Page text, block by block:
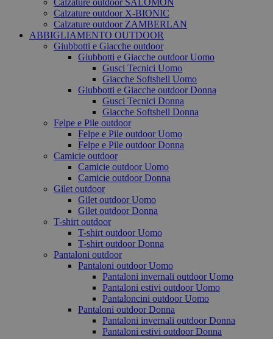
Calzature outdoor SALOMON
Calzature outdoor X-BIONIC
Calzature outdoor ZAMBERLAN
ABBIGLIAMENTO OUTDOOR
Giubbotti e Giacche outdoor
Giubbotti e Giacche outdoor Uomo
Gusci Tecnici Uomo
Giacche Softshell Uomo
Giubbotti e Giacche outdoor Donna
Gusci Tecnici Donna
Giacche Softshell Donna
Felpe e Pile outdoor
Felpe e Pile outdoor Uomo
Felpe e Pile outdoor Donna
Camicie outdoor
Camicie outdoor Uomo
Camicie outdoor Donna
Gilet outdoor
Gilet outdoor Uomo
Gilet outdoor Donna
T-shirt outdoor
T-shirt outdoor Uomo
T-shirt outdoor Donna
Pantaloni outdoor
Pantaloni outdoor Uomo
Pantaloni invernali outdoor Uomo
Pantaloni estivi outdoor Uomo
Pantaloncini outdoor Uomo
Pantaloni outdoor Donna
Pantaloni invernali outdoor Donna
Pantaloni estivi outdoor Donna